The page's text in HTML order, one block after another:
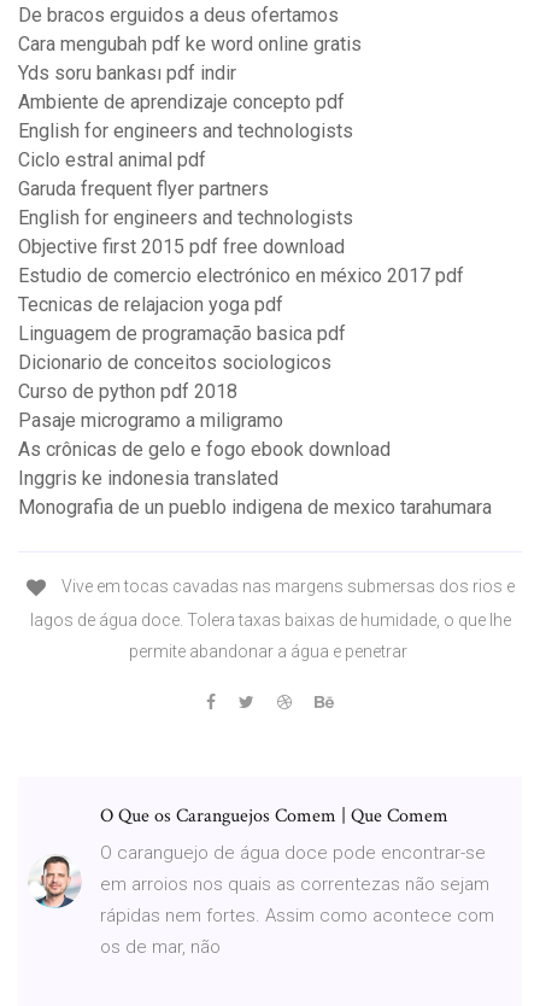
De bracos erguidos a deus ofertamos
Cara mengubah pdf ke word online gratis
Yds soru bankası pdf indir
Ambiente de aprendizaje concepto pdf
English for engineers and technologists
Ciclo estral animal pdf
Garuda frequent flyer partners
English for engineers and technologists
Objective first 2015 pdf free download
Estudio de comercio electrónico en méxico 2017 pdf
Tecnicas de relajacion yoga pdf
Linguagem de programação basica pdf
Dicionario de conceitos sociologicos
Curso de python pdf 2018
Pasaje microgramo a miligramo
As crônicas de gelo e fogo ebook download
Inggris ke indonesia translated
Monografia de un pueblo indigena de mexico tarahumara
Vive em tocas cavadas nas margens submersas dos rios e
lagos de água doce. Tolera taxas baixas de humidade, o que lhe
permite abandonar a água e penetrar
O Que os Caranguejos Comem | Que Comem
O caranguejo de água doce pode encontrar-se
em arroios nos quais as correntezas não sejam
rápidas nem fortes. Assim como acontece com
os de mar, não